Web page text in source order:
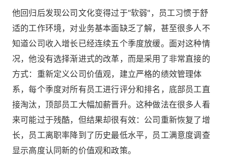
他回归后发现公司文化变得过于"软弱"，员工习惯于舒
适的工作环境，对业务基本面缺乏了解，甚至很多人不
知道公司收入增长已经连续五个季度放缓。面对这种情
况，他没有选择渐进式的改革，而是采用了非常直接的
方式：重新定义公司价值观，建立严格的绩效管理体
系，每个季度对所有员工进行评分和排名，底部员工直
接淘汰，顶部员工大幅加薪晋升。这种做法在很多人看
来可能过于残酷，但结果却很有效：公司重新恢复了增
长，员工离职率降到了历史最低水平，员工满意度调查
显示高度认同新的价值观和政策。